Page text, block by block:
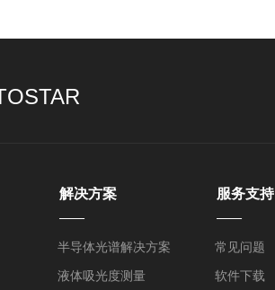
半导体光谱解决方案
液体吸光度测量
解决方案
——
常见问题
软件下载
服务支持
——